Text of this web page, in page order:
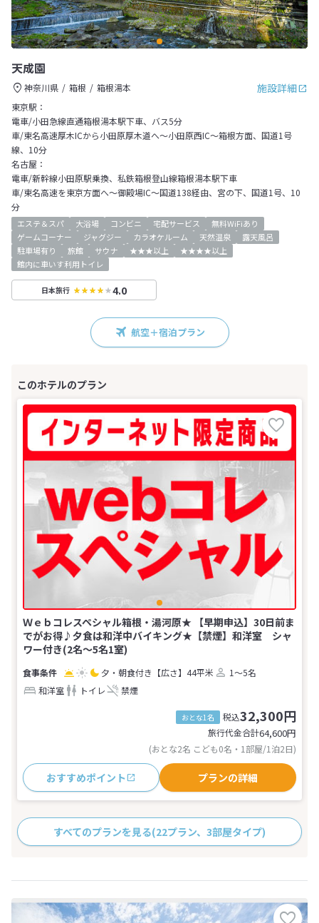
天成園
施設詳細
神奈川県 箱根
箱根湯本
東京駅：
電車/小田急線直通箱根湯本駅下車、バス5分
車/東名高速厚木ICから小田原厚木道へ～小田原西IC～箱根方面、国道1号
線、10分
名古屋：
電車/新幹線小田原駅乗換、私鉄箱根登山線箱根湯本駅下車
車/東名高速を東京方面へ～御殿場IC～国道138経由、宮の下、国道1号、10
分
エステ＆スパ 大浴場 コンビニ 宅配サービス
無料WiFiあり
ゲームコーナー
ジャグジー カラオケルーム 天然温泉
露天風呂
駐車場有り
旅館 サウナ ★★★以上
★★★★以上
館内に車いす利用トイレ
日本旅行 4.0
航空＋宿泊プラン
Ｗｅｂコレスペシャル箱根・湯河原★ 【早期申込】30日前ま
でがお得♪夕食は和洋中バイキング★【禁煙】和洋室 シャ
ワー付き(2名～5名1室)
夕・朝食付き 【広さ】44平米
1～5名
和洋室
トイレ 禁煙
おとな1名 税込32,300円
旅行代金合計64,600円
(おとな2名 こども0名・1部屋/1泊2日)
おすすめポイント プランの詳細
すべてのプランを見る(22プラン、3部屋タイプ)